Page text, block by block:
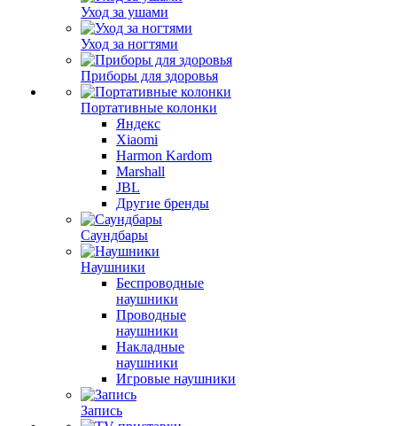
Уход за ушами
Уход за ногтями
Приборы для здоровья
Портативные колонки
Яндекс
Xiaomi
Harmon Kardom
Marshall
JBL
Другие бренды
Саундбары
Наушники
Беспроводные
наушники
Проводные
наушники
Накладные
наушники
Игровые наушники
Запись